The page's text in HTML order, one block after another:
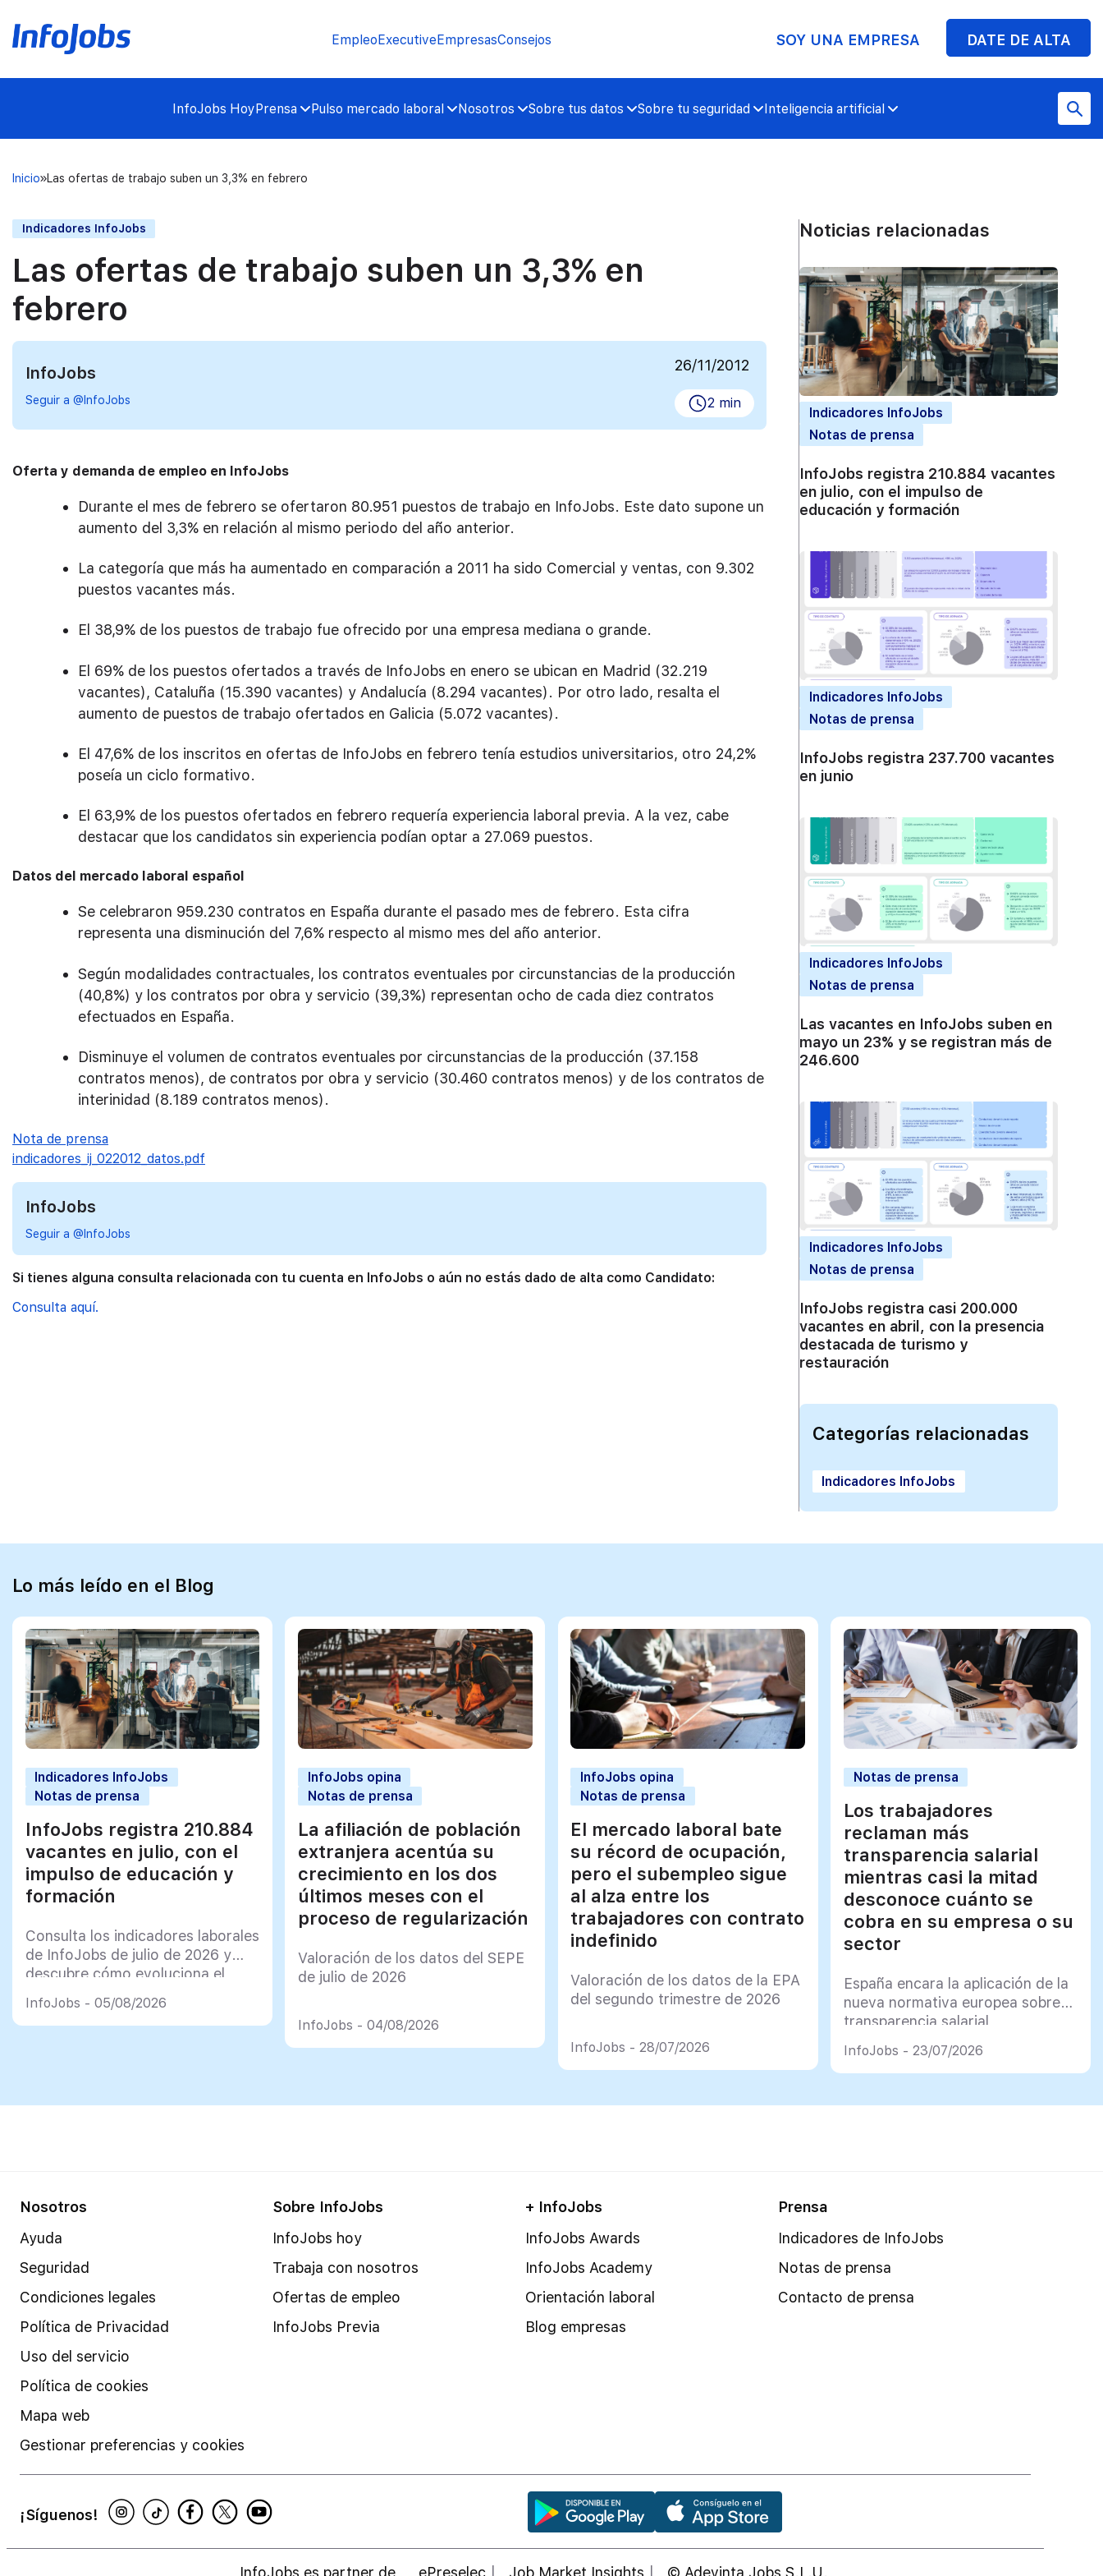
EmpleoExecutiveEmpresasConsejos SOY UNA EMPRESA DATE DE ALTA
InfoJobs HoyPrensa Pulso mercado laboral Nosotros Sobre tus datos Sobre tu seguridad Inteligencia artificial
Inicio Las ofertas de trabajo suben un 3,3% en febrero
Indicadores InfoJobs
Las ofertas de trabajo suben un 3,3% en
febrero
InfoJobs
Seguir a @InfoJobs
26/11/2012
2 min
Oferta y demanda de empleo en InfoJobs
Durante el mes de febrero se ofertaron 80.951 puestos de trabajo en InfoJobs. Este dato supone un
aumento del 3,3% en relación al mismo periodo del año anterior.
La categoría que más ha aumentado en comparación a 2011 ha sido Comercial y ventas, con 9.302
puestos vacantes más.
El 38,9% de los puestos de trabajo fue ofrecido por una empresa mediana o grande.
El 69% de los puestos ofertados a través de InfoJobs en enero se ubican en Madrid (32.219
vacantes), Cataluña (15.390 vacantes) y Andalucía (8.294 vacantes). Por otro lado, resalta el
aumento de puestos de trabajo ofertados en Galicia (5.072 vacantes).
El 47,6% de los inscritos en ofertas de InfoJobs en febrero tenía estudios universitarios, otro 24,2%
poseía un ciclo formativo.
El 63,9% de los puestos ofertados en febrero requería experiencia laboral previa. A la vez, cabe
destacar que los candidatos sin experiencia podían optar a 27.069 puestos.
Datos del mercado laboral español
Se celebraron 959.230 contratos en España durante el pasado mes de febrero. Esta cifra
representa una disminución del 7,6% respecto al mismo mes del año anterior.
Según modalidades contractuales, los contratos eventuales por circunstancias de la producción
(40,8%) y los contratos por obra y servicio (39,3%) representan ocho de cada diez contratos
efectuados en España.
Disminuye el volumen de contratos eventuales por circunstancias de la producción (37.158
contratos menos), de contratos por obra y servicio (30.460 contratos menos) y de los contratos de
interinidad (8.189 contratos menos).
Nota de prensa
indicadores_ij_022012_datos.pdf
InfoJobs
Seguir a @InfoJobs
Si tienes alguna consulta relacionada con tu cuenta en InfoJobs o aún no estás dado de alta como Candidato:
Consulta aquí.
Noticias relacionadas
Indicadores InfoJobs
Notas de prensa
InfoJobs registra 210.884 vacantes
en julio, con el impulso de
educación y formación
Indicadores InfoJobs
Notas de prensa
InfoJobs registra 237.700 vacantes
en junio
Indicadores InfoJobs
Notas de prensa
Las vacantes en InfoJobs suben en
mayo un 23% y se registran más de
246.600
Indicadores InfoJobs
Notas de prensa
InfoJobs registra casi 200.000
vacantes en abril, con la presencia
destacada de turismo y
restauración
Categorías relacionadas
Indicadores InfoJobs
Lo más leído en el Blog
Indicadores InfoJobs
Notas de prensa
InfoJobs registra 210.884
vacantes en julio, con el
impulso de educación y
formación
Consulta los indicadores laborales
de InfoJobs de julio de 2026 y
descubre cómo evoluciona el
InfoJobs - 05/08/2026
InfoJobs opina
Notas de prensa
La afiliación de población
extranjera acentúa su
crecimiento en los dos
últimos meses con el
proceso de regularización
Valoración de los datos del SEPE
de julio de 2026
InfoJobs - 04/08/2026
InfoJobs opina
Notas de prensa
El mercado laboral bate
su récord de ocupación,
pero el subempleo sigue
al alza entre los
trabajadores con contrato
indefinido
Valoración de los datos de la EPA
del segundo trimestre de 2026
InfoJobs - 28/07/2026
Notas de prensa
Los trabajadores
reclaman más
transparencia salarial
mientras casi la mitad
desconoce cuánto se
cobra en su empresa o su
sector
España encara la aplicación de la
nueva normativa europea sobre
transparencia salarial
InfoJobs - 23/07/2026
Nosotros
Ayuda
Seguridad
Condiciones legales
Política de Privacidad
Uso del servicio
Política de cookies
Mapa web
Gestionar preferencias y cookies
Sobre InfoJobs
InfoJobs hoy
Trabaja con nosotros
Ofertas de empleo
InfoJobs Previa
+ InfoJobs
InfoJobs Awards
InfoJobs Academy
Orientación laboral
Blog empresas
Prensa
Indicadores de InfoJobs
Notas de prensa
Contacto de prensa
¡Síguenos!
InfoJobs es partner de ePreselec Job Market Insights © Adevinta Jobs S.L.U.